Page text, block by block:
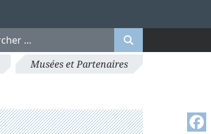
Musées et Partenaires